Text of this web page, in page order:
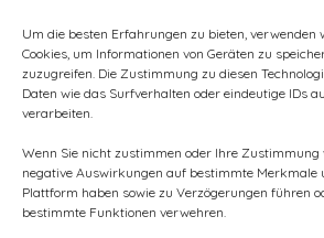
Um die besten Erfahrungen zu bieten, verwenden
Cookies, um Informationen von Geräten zu
zuzugreifen. Die Zustimmung zu diesen
Daten wie das Surfverhalten oder eindeutige IDs
verarbeiten.
Wenn Sie nicht zustimmen oder Ihre
negative Auswirkungen auf bestimmte Merkmale
Plattform haben sowie zu Verzögerungen führen
bestimmte Funktionen verwehren.
CHF100.00/Tag